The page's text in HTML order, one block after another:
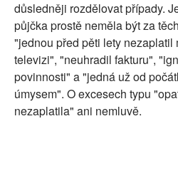
důsledněji rozdělovat případy.
půjčka prostě neměla být za
"jednou před pěti lety nezaplatil
televizi", "neuhradil fakturu",
povinnosti" a "jedná už od
úmysem". O excesech typu
nezaplatila" ani nemluvě.